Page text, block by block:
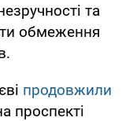
та
обмеження
продовжили
проспекті